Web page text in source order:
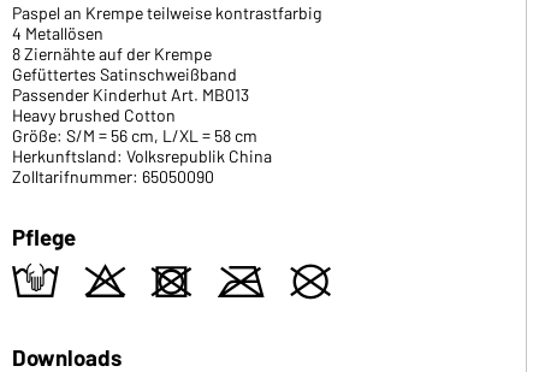
Paspel an Krempe teilweise kontrastfarbig
4 Metallösen
8 Ziernähte auf der Krempe
Gefüttertes Satinschweißband
Passender Kinderhut Art. MB013
Heavy brushed Cotton
Größe: S/M = 56 cm, L/XL = 58 cm
Herkunftsland: Volksrepublik China
Zolltarifnummer: 65050090
Pflege
t o d m U
Downloads